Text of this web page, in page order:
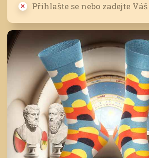
Přihlašte se nebo zadejte